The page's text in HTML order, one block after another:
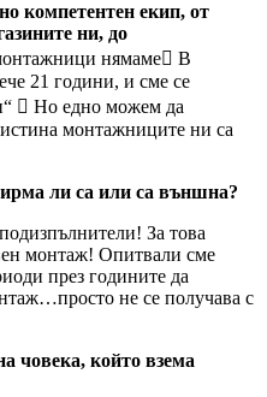
компетентен екип, от
ни, до
нямаме В
21 години, и сме се
 Но едно можем да
монтажниците ни са
ли са или са външна?
За това
монтаж! Опитвали сме
през годините да
не се получава с
човека, който взема